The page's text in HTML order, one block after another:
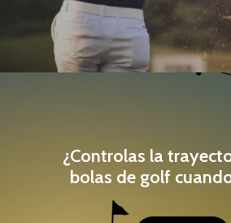
¿Controlas la
bolas de golf